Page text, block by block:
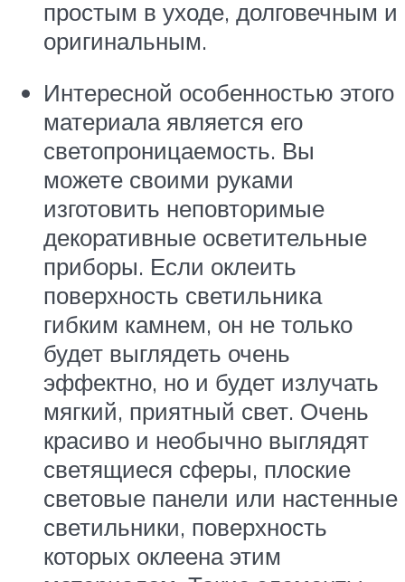
простым в уходе, долговечным и
оригинальным.
Интересной особенностью этого
материала является его
светопроницаемость. Вы
можете своими руками
изготовить неповторимые
декоративные осветительные
приборы. Если оклеить
поверхность светильника
гибким камнем, он не только
будет выглядеть очень
эффектно, но и будет излучать
мягкий, приятный свет. Очень
красиво и необычно выглядят
светящиеся сферы, плоские
световые панели или настенные
светильники, поверхность
которых оклеена этим